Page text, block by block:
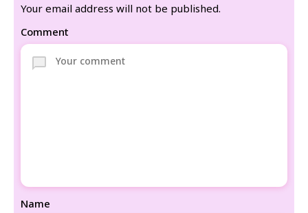
Your email address will not be published.
Comment
Name